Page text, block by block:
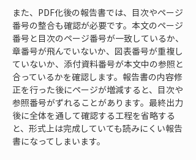
また、PDF化後の報告書では、目次やページ
番号の整合も確認が必要です。本文のページ
番号と目次のページ番号が一致しているか、
章番号が飛んでいないか、図表番号が重複し
ていないか、添付資料番号が本文中の参照と
合っているかを確認します。報告書の内容修
正を行った後にページが増減すると、目次や
参照番号がずれることがあります。最終出力
後に全体を通して確認する工程を省略する
と、形式上は完成していても読みにくい報告
書になってしまいます。